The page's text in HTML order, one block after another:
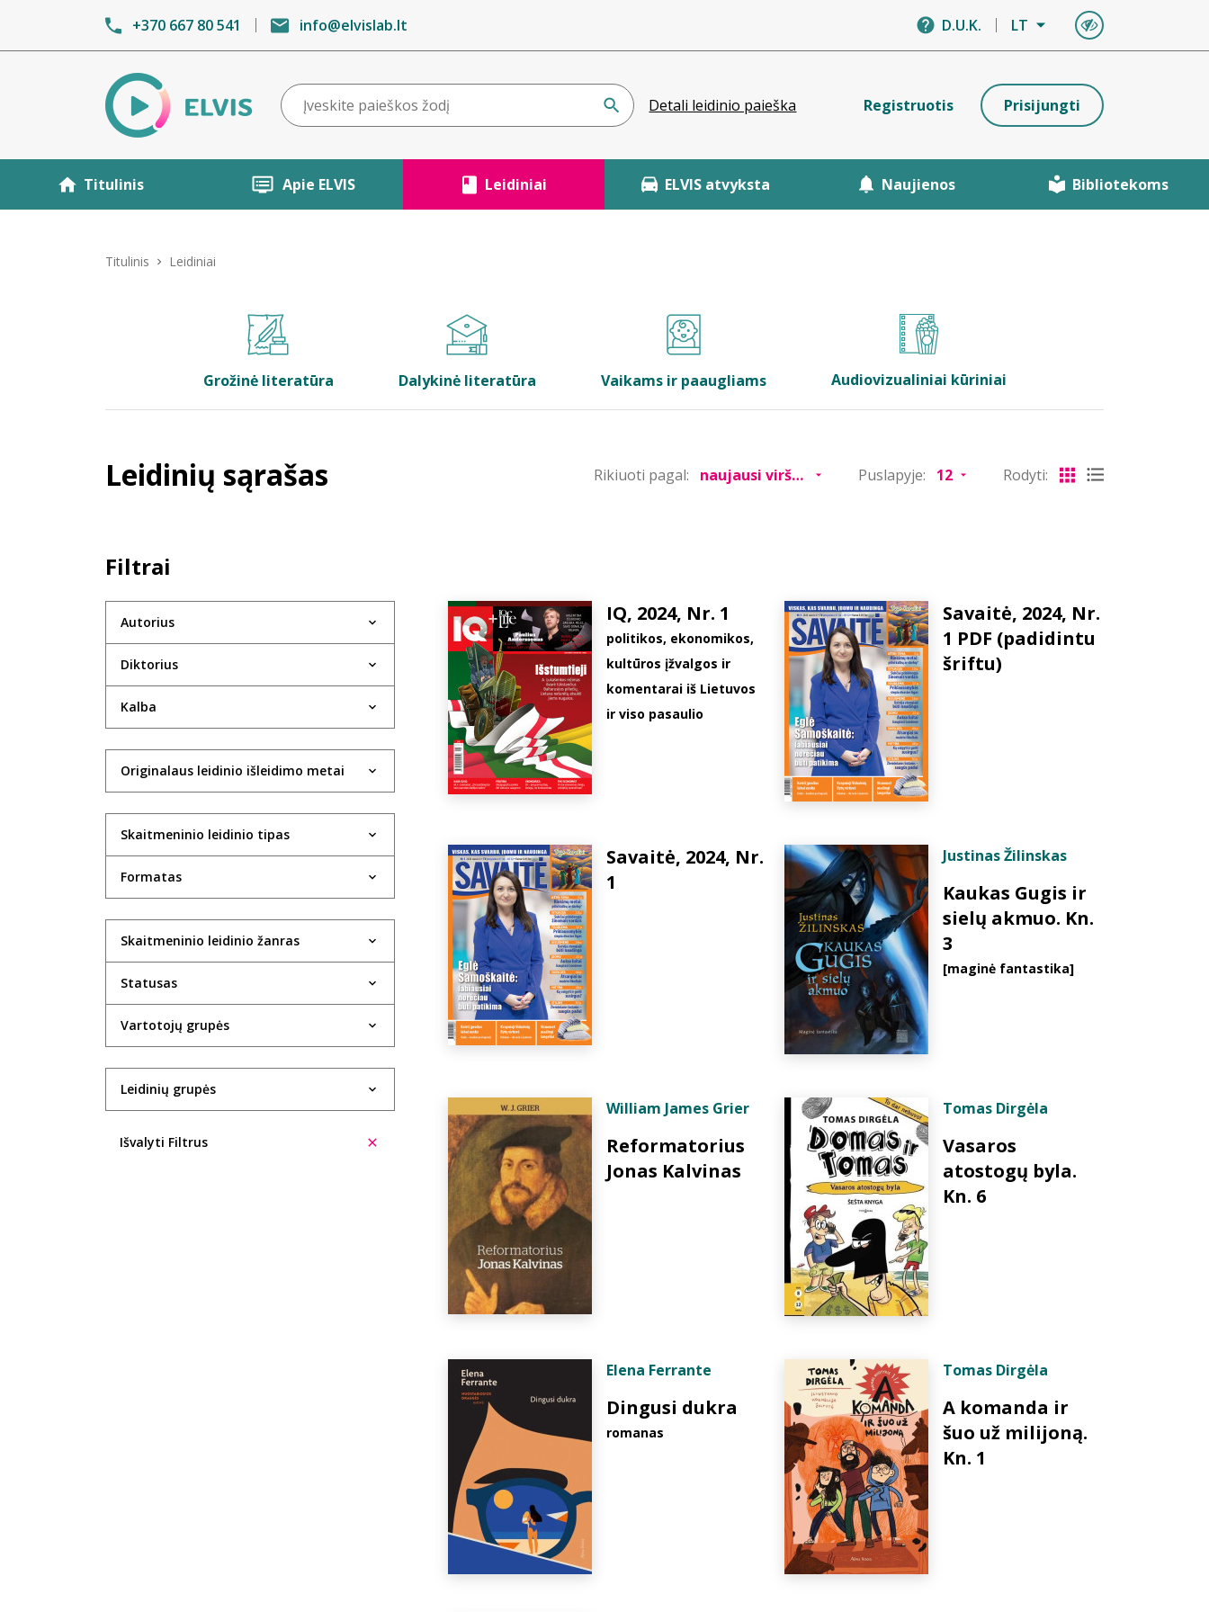
+370 667 80 541 info@elvislab.lt D.U.K. LT
Detali leidinio paieška Registruotis Prisijungti
Titulinis Apie ELVIS Leidiniai ELVIS atvyksta Naujienos Bibliotekoms
Titulinis Leidiniai
Grožinė literatūra Dalykinė literatūra Vaikams ir paaugliams Audiovizualiniai kūriniai
Leidinių sąrašas Rikiuoti pagal: Puslapyje: Rodyti:
Filtrai
Autorius
Diktorius
Kalba
Originalaus leidinio išleidimo metai
Skaitmeninio leidinio tipas
Formatas
Skaitmeninio leidinio žanras
Statusas
Vartotojų grupės
Leidinių grupės
Išvalyti Filtrus
IQ, 2024, Nr. 1
politikos, ekonomikos,
kultūros įžvalgos ir
komentarai iš Lietuvos
ir viso pasaulio
Savaitė, 2024, Nr.
1 PDF (padidintu
šriftu)
Savaitė, 2024, Nr.
1
Justinas Žilinskas
Kaukas Gugis ir
sielų akmuo. Kn.
3
[maginė fantastika]
William James Grier
Reformatorius
Jonas Kalvinas
Tomas Dirgėla
Vasaros
atostogų byla.
Kn. 6
Elena Ferrante
Dingusi dukra
romanas
Tomas Dirgėla
A komanda ir
šuo už milijoną.
Kn. 1